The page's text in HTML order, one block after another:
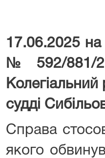
17.06.2025
№ 592/881/
судді
Справа
якого